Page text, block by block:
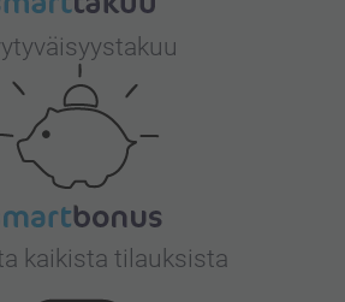
kaikista tilauksista